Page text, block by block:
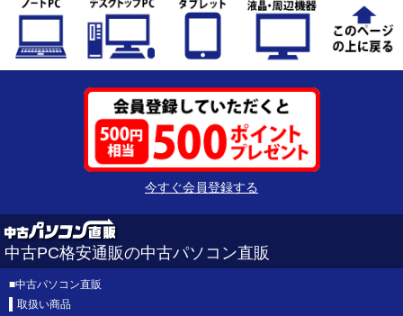
今すぐ会員登録する
中古PC格安通販の中古パソコン直販
■中古パソコン直販
取扱い商品